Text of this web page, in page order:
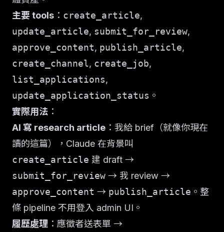
主要 tools ： create_article,
update_article, submit_for_review,
approve_content, publish_article,
create_channel, create_job,
list_applications,
update_application_status 。
實際用法 ：
AI 寫 research article ：我給 brief（就像你現在
讀的這篇），Claude 在背景叫
create_article 建 draft →
submit_for_review → 我 review →
approve_content → publish_article 。整
條 pipeline 不用登入 admin UI。
履歷處理 ：應徵者送表單 →